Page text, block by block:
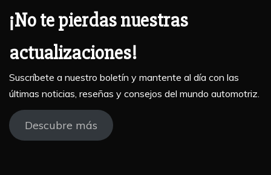
¡No te pierdas nuestras
actualizaciones!
Suscríbete a nuestro boletín y mantente al día con las
últimas noticias, reseñas y consejos del mundo automotriz.
Descubre más